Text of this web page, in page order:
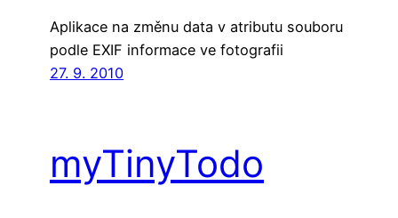
Aplikace na změnu data v atributu souboru
podle EXIF informace ve fotografii
27. 9. 2010
myTinyTodo